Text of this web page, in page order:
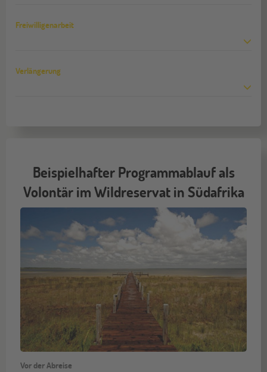
Freiwilligenarbeit
Verlängerung
Beispielhafter Programmablauf als
Volontär im Wildreservat in Südafrika
Vor der Abreise